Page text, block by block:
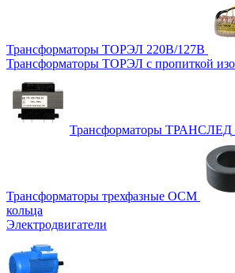
Трансформаторы ТОРЭЛ 220В/127В
Трансформаторы ТОРЭЛ с пропиткой
Трансформаторы ТРАНСЛЕД
Трансформаторы трехфазные ОСМ
кольца
Электродвигатели